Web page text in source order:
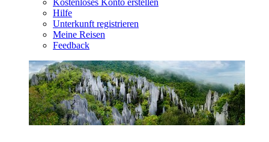
Kostenloses Konto erstellen
Hilfe
Unterkunft registrieren
Meine Reisen
Feedback